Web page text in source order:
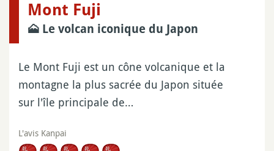
Mont Fuji
🗻 Le volcan iconique du Japon
Le Mont Fuji est un cône volcanique et la
montagne la plus sacrée du Japon située
sur l'île principale de…
L'avis Kanpai